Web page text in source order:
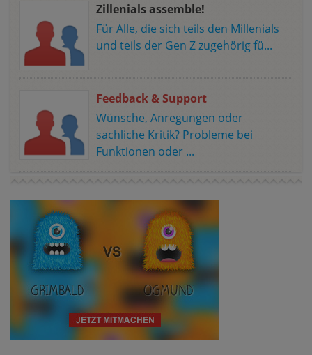
Zillenials assemble!
Für Alle, die sich teils den Millenials
und teils der Gen Z zugehörig fü...
Feedback & Support
Wünsche, Anregungen oder
sachliche Kritik? Probleme bei
Funktionen oder ...